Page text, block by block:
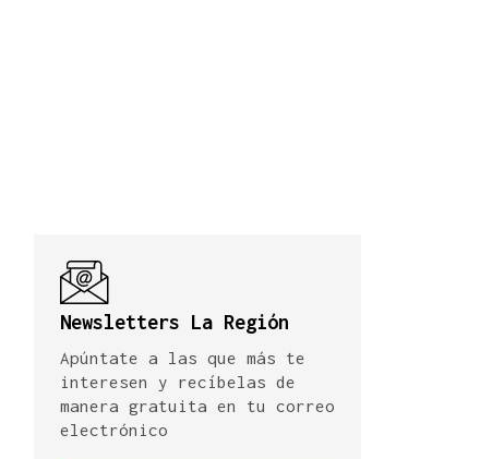
Newsletters La Región
Apúntate a las que más te
interesen y recíbelas de
manera gratuita en tu correo
electrónico